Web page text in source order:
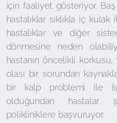
için faaliyet gösteriyor.
hastalıklar sıklıkla iç
hastalıklar ve diğer
dönmesine neden
hastanın öncelikli korkusu,
olası bir sorundan
bir kalp problemi ile
olduğundan hastalar
polikliniklere başvuruyor.